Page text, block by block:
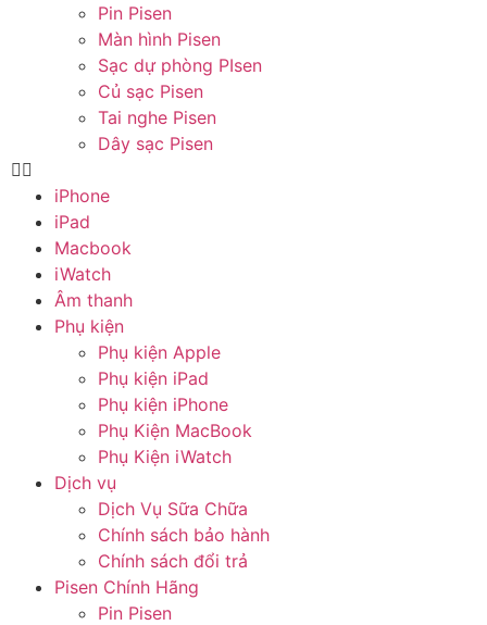
Pin Pisen
Màn hình Pisen
Sạc dự phòng PIsen
Củ sạc Pisen
Tai nghe Pisen
Dây sạc Pisen
iPhone
iPad
Macbook
iWatch
Âm thanh
Phụ kiện
Phụ kiện Apple
Phụ kiện iPad
Phụ kiện iPhone
Phụ Kiện MacBook
Phụ Kiện iWatch
Dịch vụ
Dịch Vụ Sữa Chữa
Chính sách bảo hành
Chính sách đổi trả
Pisen Chính Hãng
Pin Pisen